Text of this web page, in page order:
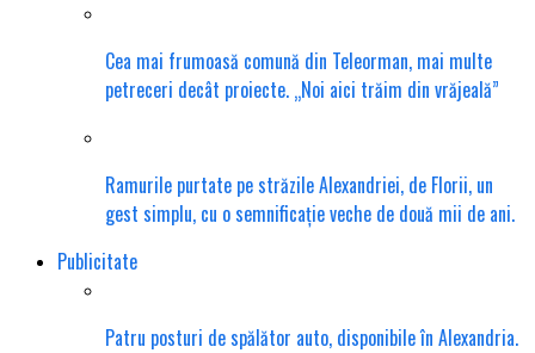
Cea mai frumoasă comună din Teleorman, mai multe
petreceri decât proiecte. „Noi aici trăim din vrăjeală”
Ramurile purtate pe străzile Alexandriei, de Florii, un
gest simplu, cu o semnificație veche de două mii de ani.
Publicitate
Patru posturi de spălător auto, disponibile în Alexandria.